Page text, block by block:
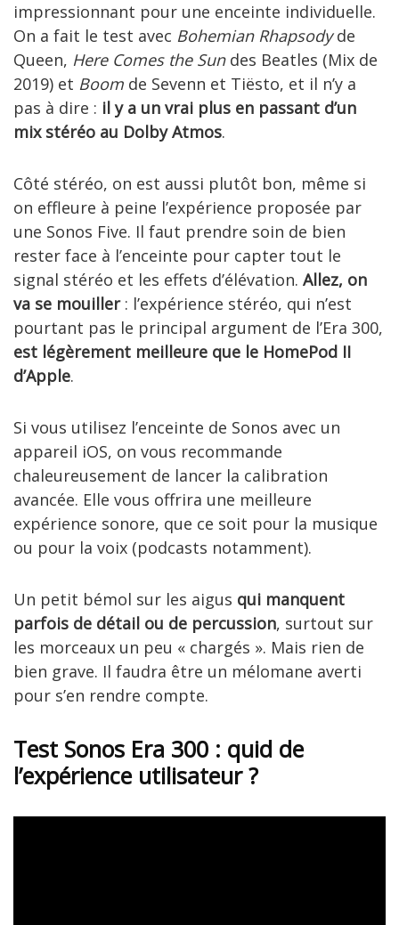
impressionnant pour une enceinte individuelle.
On a fait le test avec Bohemian Rhapsodyde
Queen, Here Comes the Sundes Beatles (Mix de
2019) et Boom de Sevenn et Tiësto, et il n’y a
pas à dire : il y a un vrai plus en passant d’un
mix stéréo au Dolby Atmos.
Côté stéréo, on est aussi plutôt bon, même si
on effleure à peine l’expérience proposée par
une Sonos Five. Il faut prendre soin de bien
rester face à l’enceinte pour capter tout le
signal stéréo et les effets d’élévation. Allez, on
va se mouiller: l’expérience stéréo, qui n’est
pourtant pas le principal argument de l’Era 300,
est légèrement meilleure que le HomePod II
d’Apple.
Si vous utilisez l’enceinte de Sonos avec un
appareil iOS, on vous recommande
chaleureusement de lancer la calibration
avancée. Elle vous offrira une meilleure
expérience sonore, que ce soit pour la musique
ou pour la voix (podcasts notamment).
Un petit bémol sur les aigus qui manquent
parfois de détail ou de percussion, surtout sur
les morceaux un peu « chargés ». Mais rien de
bien grave. Il faudra être un mélomane averti
pour s’en rendre compte.
Test Sonos Era 300 : quid de
l’expérience utilisateur ?